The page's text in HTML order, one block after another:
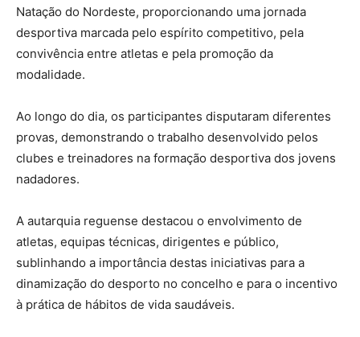
Natação do Nordeste, proporcionando uma jornada
desportiva marcada pelo espírito competitivo, pela
convivência entre atletas e pela promoção da
modalidade.
Ao longo do dia, os participantes disputaram diferentes
provas, demonstrando o trabalho desenvolvido pelos
clubes e treinadores na formação desportiva dos jovens
nadadores.
A autarquia reguense destacou o envolvimento de
atletas, equipas técnicas, dirigentes e público,
sublinhando a importância destas iniciativas para a
dinamização do desporto no concelho e para o incentivo
à prática de hábitos de vida saudáveis.